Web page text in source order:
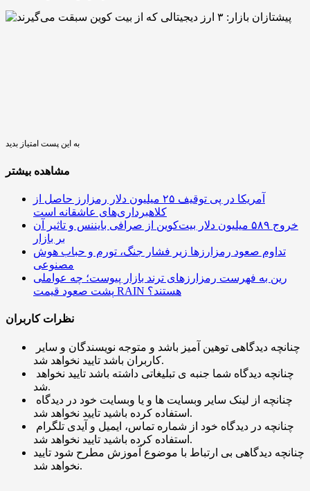
به این پست امتیاز بدید
مشاهده بیشتر
آمریکا در پی توقیف ۲۵ میلیون دلار رمزارز حاصل از
کلاهبرداری‌های عاشقانه است
خروج ۵۸۹ میلیون دلار بیت‌کوین از صرافی بایننس و تاثیر آن
بر بازار
تداوم صعود رمزارزها زیر فشار جنگ، تورم و حباب هوش
مصنوعی
رین به فهرست رمزارزهای ترند بازار پیوست؛ چه عواملی
پشت صعود قیمت RAIN هستند؟
نظرات کاربران
کاربران باشد تایید نخواهد شد.
شد.
استفاده کرده باشید تایید نخواهد شد.
استفاده کرده باشید تایید نخواهد شد.
چنانچه دیدگاهی بی ارتباط با موضوع آموزش مطرح شود تایید
نخواهد شد.